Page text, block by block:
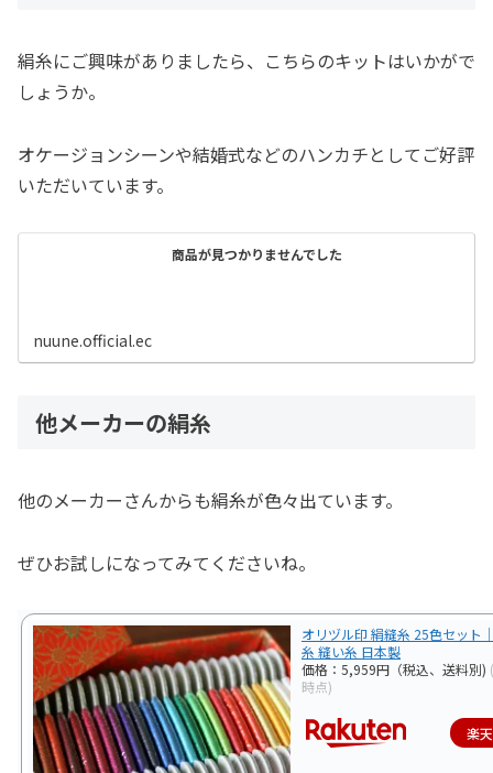
絹糸にご興味がありましたら、こちらのキットはいかがで
しょうか。
オケージョンシーンや結婚式などのハンカチとしてご好評
いただいています。
商品が見つかりませんでした
nuune.official.ec
他メーカーの絹糸
他のメーカーさんからも絹糸が色々出ています。
ぜひお試しになってみてくださいね。
オリヅル印 絹縫糸 25色セット
糸 縫い糸 日本製
価格：5,959円（税込、送料別)
時点)
楽